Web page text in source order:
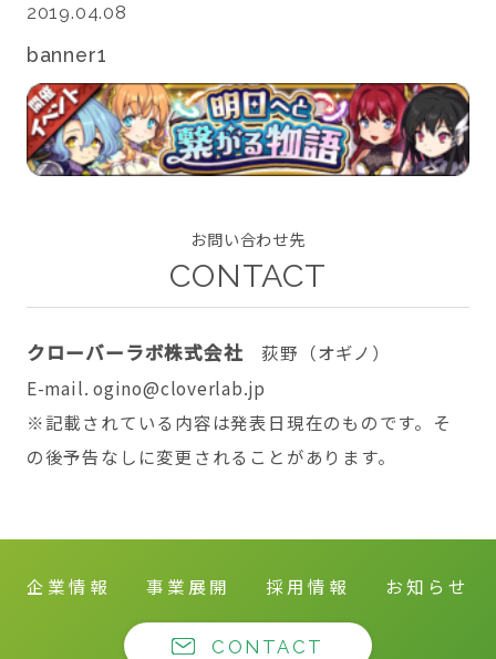
RECRUIT
採用情報
NEWS
お知らせ
CONTACT
twitter facebook instagram
banner1
2019.04.08
お問い合わせ先
CONTACT
クローバーラボ株式会社 荻野（オギノ）
E-mail. ogino@cloverlab.jp
※記載されている内容は発表日現在のものです。そ
の後予告なしに変更されることがあります。
企業情報 事業展開 採用情報 お知らせ
CONTACT